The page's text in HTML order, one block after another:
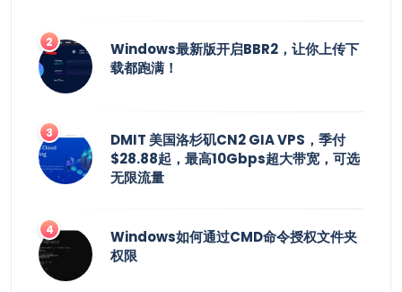
Windows最新版开启BBR2，让你上传下
载都跑满！
DMIT 美国洛杉矶CN2 GIA VPS，季付
$28.88起，最高10Gbps超大带宽，可选
无限流量
Windows如何通过CMD命令授权文件夹
权限